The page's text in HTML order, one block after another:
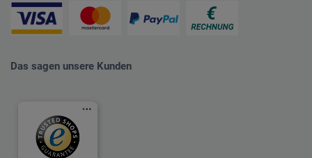
Das sagen unsere Kunden